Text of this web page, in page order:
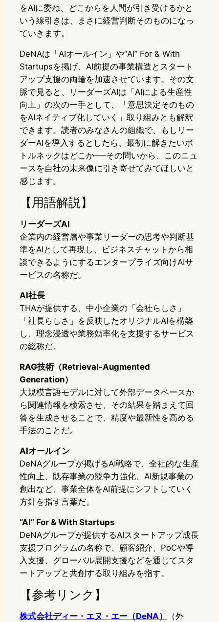
をAIに委ね、どこからを人間が引き受けるかと
いう線引きは、まさに経営判断そのものになっ
ていきます。
DeNAは「AIオールイン」や“AI” For & With
Startupsを掲げ、AI前提の事業構造とスタート
アップ支援の両輪を加速させています。その文
脈で見ると、リーダーズAIは「AIによる生産性
向上」の次の一手として、「意思決定そのもの
をAIネイティブ化していく」取り組みとも解釈
できます。読者のみなさんの組織で、もしリー
ダーAIを導入するとしたら、最初に解きたいボ
トルネックはどこか──その問いから、このニュ
ースを自社の未来像に引き寄せてみてほしいと
感じます。
【用語解説】
リーダーズAI
企業内の経営層や事業リーダーの思考や判断基
準をAIとして再現し、ビジネスチャットから相
談できるようにするエンタープライズ向けAIサ
ービスの名称だ。
AI社長
THAが提供する、中小企業の「会社らしさ」
「社長らしさ」を反映したオリジナルAIを構築
し、理念浸透や業務効率化を支援するサービス
の総称だ。
RAG技術（Retrieval-Augmented
Generation）
大規模言語モデルに対して外部データベースか
ら関連情報を検索させ、その結果を踏まえて回
答を生成させることで、精度や最新性を高める
手法のことだ。
AIオールイン
DeNAグループが掲げるAI戦略で、全社的な生産
性向上、既存事業の競争力強化、AI新規事業の
創出など、事業全体をAI前提にシフトしていく
方針を指す言葉だ。
“AI” For & With Startups
DeNAグループが提供するAIスタートアップ成長
支援プログラムの名称で、顧客紹介、PoCや導
入支援、グローバル展開支援などを通じてスタ
ートアップと共創する取り組みを指す。
【参考リンク】
株式会社ディー・エヌ・エー（DeNA）
（外